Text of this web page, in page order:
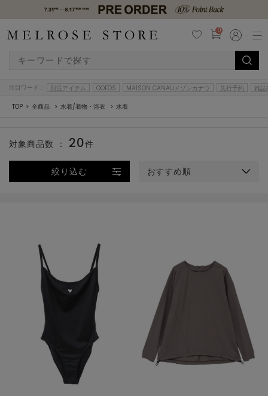
0
注目ワード： 別注アイテム OOFOS MAISON CANAUメゾンカナウ 先行予約 雑誌
TOP 全商品 水着/着物・浴衣 水着
絞り込む おすすめ順
対象商品数 ： 20件